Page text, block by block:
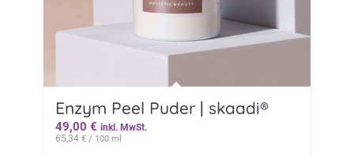
Enzym Peel Puder | skaadi®
49,00 € inkl. MwSt.
65,34 €/ 100 ml